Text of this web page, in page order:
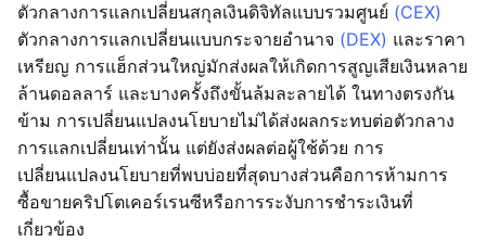
ตัวกลางการแลกเปลี่ยนสกุลเงินดิจิทัลแบบรวมศูนย์ (CEX)
ตัวกลางการแลกเปลี่ยนแบบกระจายอำนาจ (DEX) และราคา
เหรียญ การแฮ็กส่วนใหญ่มักส่งผลให้เกิดการสูญเสียเงินหลาย
ล้านดอลลาร์ และบางครั้งถึงขั้นล้มละลายได้ ในทางตรงกัน
ข้าม การเปลี่ยนแปลงนโยบายไม่ได้ส่งผลกระทบต่อตัวกลาง
การแลกเปลี่ยนเท่านั้น แต่ยังส่งผลต่อผู้ใช้ด้วย การ
เปลี่ยนแปลงนโยบายที่พบบ่อยที่สุดบางส่วนคือการห้ามการ
ซื้อขายคริปโตเคอร์เรนซีหรือการระงับการชำระเงินที่
เกี่ยวข้อง